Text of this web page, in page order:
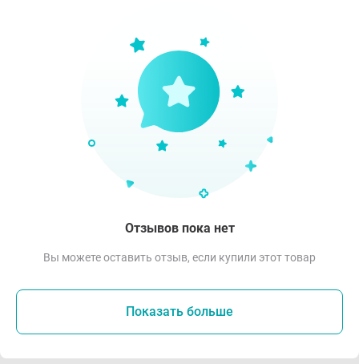
Отзывов пока нет
Вы можете оставить отзыв, если купили этот товар
Показать больше